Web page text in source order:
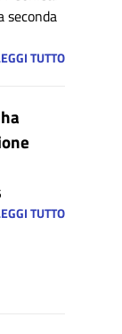
seconda
TUTTO
TUTTO